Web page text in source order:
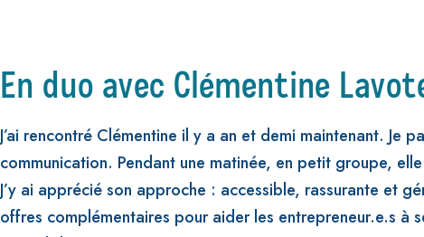
En duo avec Clémentine
J’ai rencontré Clémentine il y a an et demi maintenant. Je
communication. Pendant une matinée, en petit groupe,
J’y ai apprécié son approche : accessible, rassurante et
offres complémentaires pour aider les entrepreneur.e.s à